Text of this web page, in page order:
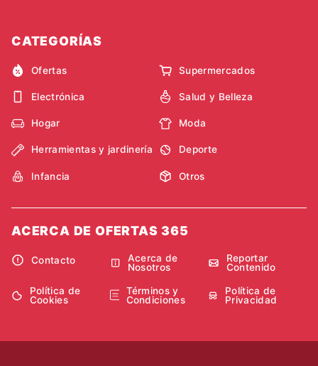
CATEGORÍAS
Ofertas Supermercados
Electrónica Salud y Belleza
Hogar Moda
Herramientas y jardinería Deporte
Infancia Otros
ACERCA DE OFERTAS 365
Contacto
Acerca de
Nosotros
Reportar
Contenido
Política de
Cookies
Términos y
Condiciones
Política de
Privacidad